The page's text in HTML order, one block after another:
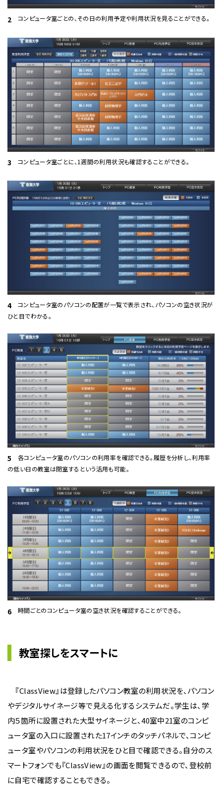
2 コンピュータ室ごとの、その日の利用予定や利用状況を見ることができる。
3 コンピュータ室ごとに、1週間の利用状況も確認することができる。
4コンピュータ室のパソコンの配置が一覧で表示され、パソコンの空き状況が
ひと目でわかる。
5 各コンピュータ室のパソコンの利用率を確認できる。履歴を分析し、利用率
の低い日の教室は閉室するという活用も可能。
6 時間ごとのコンピュータ室の空き状況を確認することができる。
教室探しをスマートに
『ClassView』は登録したパソコン教室の利用状況を、パソコン
やデジタルサイネージ等で見える化するシステムだ。学生は、学
内５箇所に設置された大型サイネージと、40室中21室のコンピ
ュータ室の入口に設置された17インチのタッチパネルで、コンピ
ュータ室やパソコンの利用状況をひと目で確認できる。自分のス
マートフォンでも『ClassView』の画面を閲覧できるので、登校前
に自宅で確認することもできる。